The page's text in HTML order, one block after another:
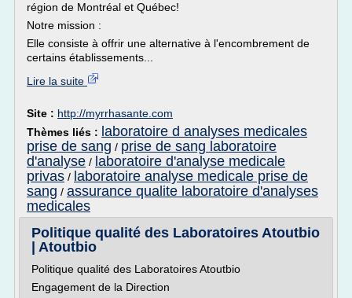
région de Montréal et Québec!
Notre mission :
Elle consiste à offrir une alternative à l'encombrement de
certains établissements...
Lire la suite
Site : http://myrrhasante.com
Thèmes liés : laboratoire d analyses medicales
prise de sang / prise de sang laboratoire
d'analyse / laboratoire d'analyse medicale
privas / laboratoire analyse medicale prise de
sang / assurance qualite laboratoire d'analyses
medicales
Politique qualité des Laboratoires Atoutbio
| Atoutbio
Politique qualité des Laboratoires Atoutbio
Engagement de la Direction